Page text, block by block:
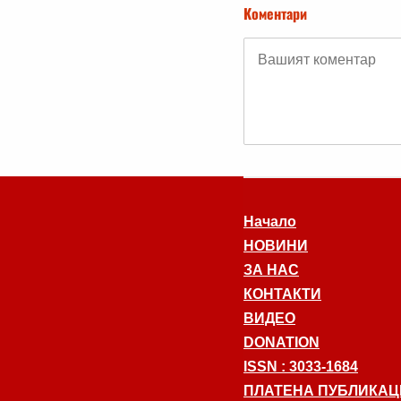
Коментари
Начало
НОВИНИ
ЗА НАС
КОНТАКТИ
ВИДЕО
DONATION
ISSN : 3033-1684
ПЛАТЕНА